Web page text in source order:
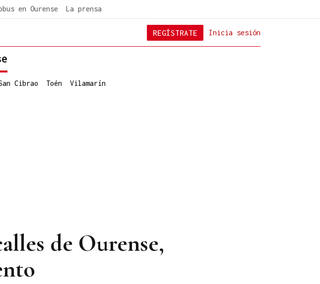
en Ourense La prensa
Inicia sesión
REGÍSTRATE
Cibrao Toén Vilamarín
de Ourense,